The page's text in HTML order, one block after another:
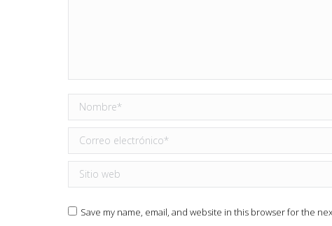
Nombre *
Correo electrónico *
Sitio web
Save my name, email, and website in this browser for the